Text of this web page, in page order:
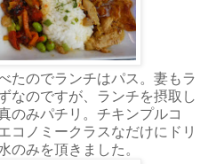
たのでランチはパス。妻もラ
なのですが、ランチを摂取し
のみパチリ。チキンプルコ
コノミークラスなだけにドリ
のみを頂きました。